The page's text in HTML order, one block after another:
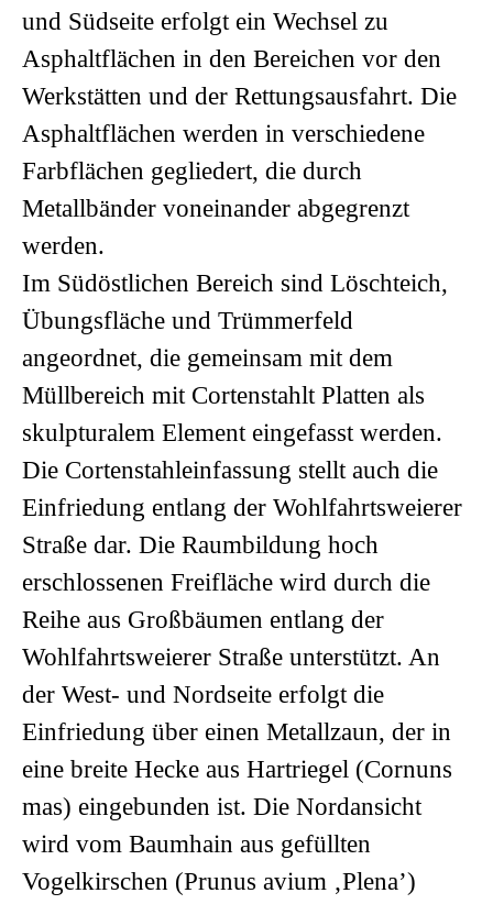
und Südseite erfolgt ein Wechsel zu
Asphaltflächen in den Bereichen vor den
Werkstätten und der Rettungsausfahrt. Die
Asphaltflächen werden in verschiedene
Farbflächen gegliedert, die durch
Metallbänder voneinander abgegrenzt
werden.
Im Südöstlichen Bereich sind Löschteich,
Übungsfläche und Trümmerfeld
angeordnet, die gemeinsam mit dem
Müllbereich mit Cortenstahlt Platten als
skulpturalem Element eingefasst werden.
Die Cortenstahleinfassung stellt auch die
Einfriedung entlang der Wohlfahrtsweierer
Straße dar. Die Raumbildung hoch
erschlossenen Freifläche wird durch die
Reihe aus Großbäumen entlang der
Wohlfahrtsweierer Straße unterstützt. An
der West- und Nordseite erfolgt die
Einfriedung über einen Metallzaun, der in
eine breite Hecke aus Hartriegel (Cornuns
mas) eingebunden ist. Die Nordansicht
wird vom Baumhain aus gefüllten
Vogelkirschen (Prunus avium ‚Plena’)